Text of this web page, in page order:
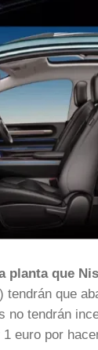
planta que
que
no tendrán
1 euro por